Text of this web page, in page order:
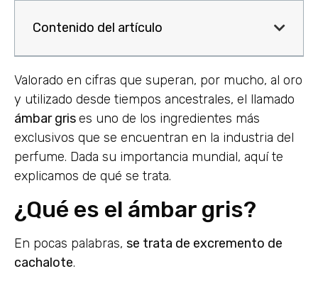
Contenido del artículo
Valorado en cifras que superan, por mucho, al oro
y utilizado desde tiempos ancestrales, el llamado
ámbar grises uno de los ingredientes más
exclusivos que se encuentran en la industria del
perfume. Dada su importancia mundial, aquí te
explicamos de qué se trata.
¿Qué es el ámbar gris?
En pocas palabras, se trata de excremento de
cachalote.